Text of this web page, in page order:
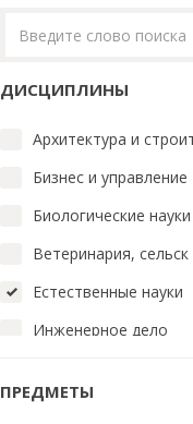
ДИСЦИПЛИНЫ
Архитектура и
Бизнес и управление
Биологические науки
Ветеринария, сельск
Естественные науки
Инженерное дело
История и философия
ПРЕДМЕТЫ